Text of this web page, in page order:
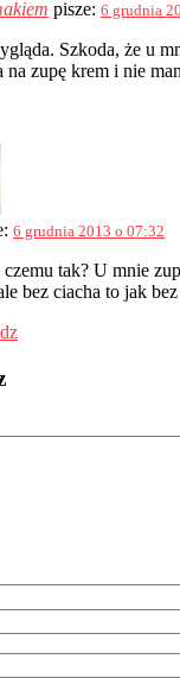
pisze: 6 grudnia
Szkoda, że u
na zupę krem i nie
6 grudnia 2013 o 07:32
tak? U mnie
bez ciacha to jak